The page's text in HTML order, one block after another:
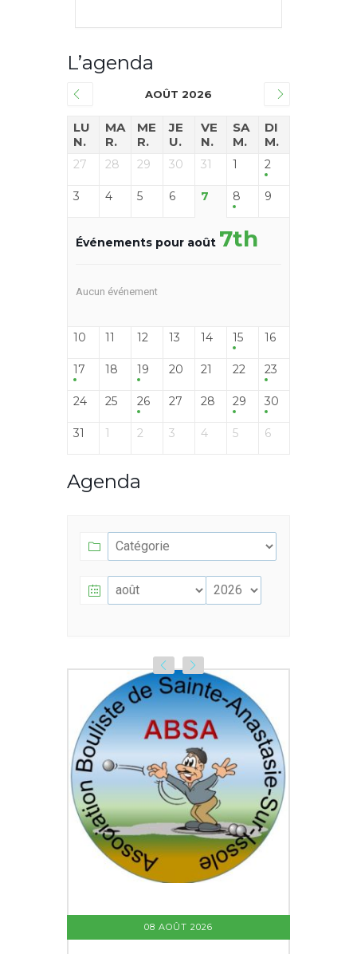
L’agenda
AOÛT 2026
LU
N.
MA
R.
ME
R.
JE
U.
VE
N.
SA
M.
DI
M.
27 28 29 30 31 1 2
3 4 5 6 7 8 9
Événements pour août 7th
Aucun événement
10 11 12 13 14 15 16
17 18 19 20 21 22 23
24 25 26 27 28 29 30
31 1 2 3 4 5 6
Agenda
08 AOÛT 2026